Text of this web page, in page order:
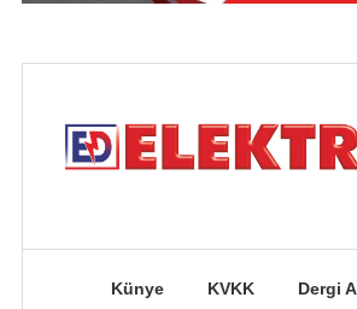
Künye KVKK Dergi